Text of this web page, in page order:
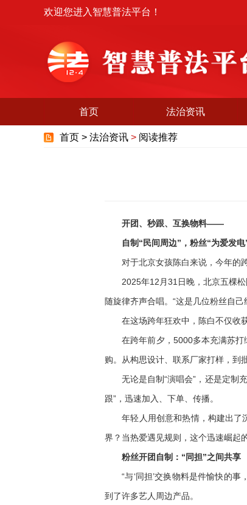
欢迎您进入智慧普法平台！
首页 法治资讯
首页 > 法治资讯 > 阅读推荐
开团、秒跟、互换物料——
自制“民间周边”，粉丝“为爱发电
对于北京女孩陈白来说，今年的跨
2025年12月31日晚，北京五棵松
随旋律齐声合唱。“这是几位粉丝自
在这场跨年狂欢中，陈白不仅收获
在跨年前夕，5000多本充满苏打绿
购。从构思设计、联系厂家打样，到
无论是自制“演唱会”，还是定制充
跟”，迅速加入、下单、传播。
年轻人用创意和热情，构建出了沉
界？当热爱遇见规则，这个迅速崛起
粉丝开团自制：“同担”之间共享
“与‘同担’交换物料是件愉快的事
到了许多艺人周边产品。